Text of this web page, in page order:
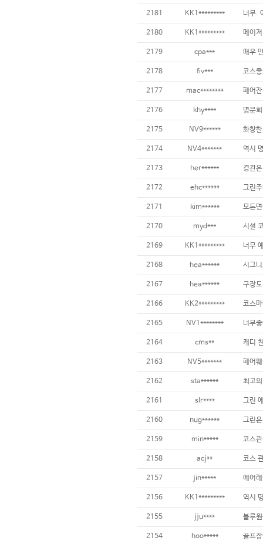
2181 KK1*********
2180 KK1*********
2179 cpa***
2178 fiv***
2177 mac********
2176 khy****
2175 NV9******
2174 NV4*******
2173 her******
2172 ehc******
2171 kim******
2170 myd***
2169 KK1*********
2168 hea******
2167 hea******
2166 KK2*********
2165 NV1******** 너무
2164 cms**
2163 NV5*******
2162 sta****** 최고
2161 slr****
2160 nug******
2159 min*****
2158 acj**
2157 jin*****
2156 KK1*********
2155 jju**** 블루
2154 hoo*****